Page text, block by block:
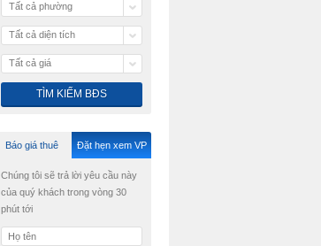
Tất cả phường
Tất cả diện tích
Tất cả giá
Báo giá thuê Đặt hẹn xem VP
Chúng tôi sẽ trả lời yêu cầu này
của quý khách trong vòng 30
phút tới